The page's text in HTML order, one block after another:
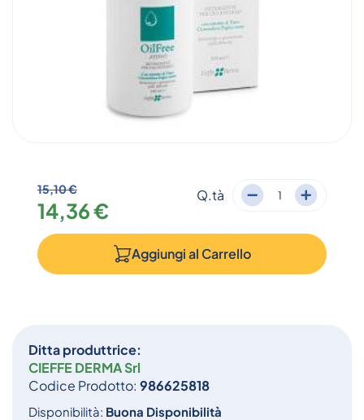
Ditta produttrice:
CIEFFE DERMA Srl
Codice Prodotto: 986625818
Disponibilità: Buona Disponibilità
15,10 €
14,36 €
Q.tà
Aggiungi al Carrello